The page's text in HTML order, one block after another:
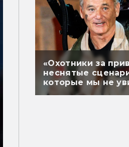
«Охотники за
неснятые
которые мы не